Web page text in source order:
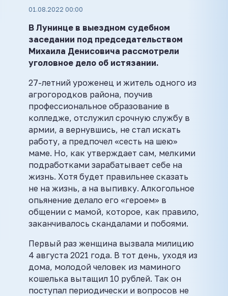
01.08.2022 00:00
В Лунинце в выездном судебном
заседании под председательством
Михаила Денисовича рассмотрели
уголовное дело об истязании.
27-летний уроженец и житель одного из
агрогородков района, поучив
профессиональное образование в
колледже, отслужил срочную службу в
армии, а вернувшись, не стал искать
работу, а предпочел «сесть на шею»
маме. Но, как утверждает сам, мелкими
подработками зарабатывает себе на
жизнь. Хотя будет правильнее сказать
не на жизнь, а на выпивку. Алкогольное
опьянение делало его «героем» в
общении с мамой, которое, как правило,
заканчивалось скандалами и побоями.
Первый раз женщина вызвала милицию
4 августа 2021 года. В тот день, уходя из
дома, молодой человек из маминого
кошелька вытащил 10 рублей. Так он
поступал периодически и вопросов не